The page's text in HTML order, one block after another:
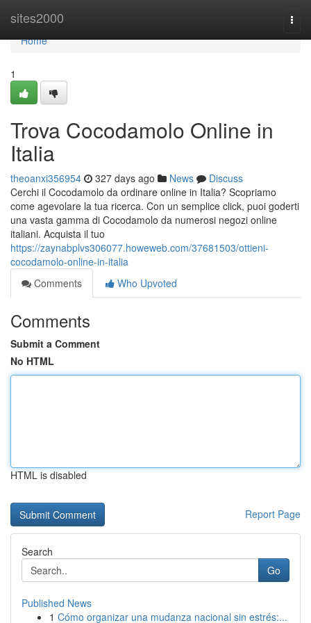
sites2000
Home
Home
1
Trova Cocodamolo Online in
Italia
theoanxi356954 327 days ago News
Discuss
Cerchi il Cocodamolo da ordinare online in Italia? Scopriamo
come agevolare la tua ricerca. Con un semplice click, puoi goderti
una vasta gamma di Cocodamolo da numerosi negozi online
italiani. Acquista il tuo
https://zaynabplvs306077.howeweb.com/37681503/ottieni-
cocodamolo-online-in-italia
Comments
Who Upvoted
Comments
Submit a Comment
No HTML
HTML is disabled
Report Page
Search
Go
Published News
1 Cómo organizar una mudanza nacional sin estrés:...